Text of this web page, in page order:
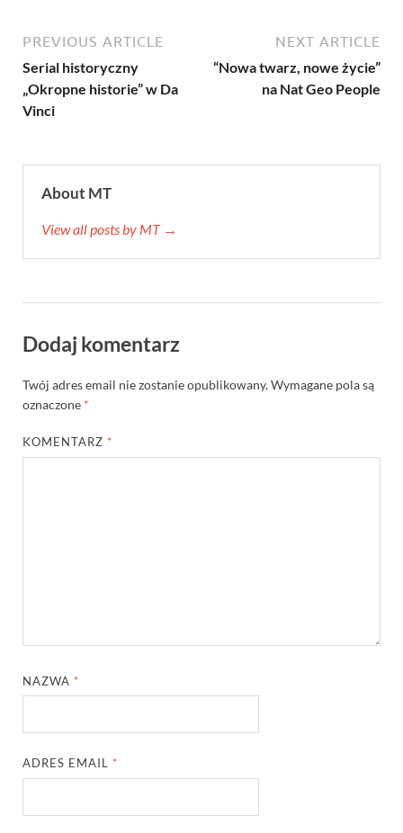
PREVIOUS ARTICLE
Serial historyczny
„Okropne historie” w Da
Vinci
NEXT ARTICLE
“Nowa twarz, nowe życie”
na Nat Geo People
About MT
View all posts by MT →
Dodaj komentarz
Twój adres email nie zostanie opublikowany.Wymagane pola są
oznaczone *
KOMENTARZ *
NAZWA *
ADRES EMAIL *